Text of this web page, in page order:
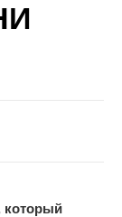
который